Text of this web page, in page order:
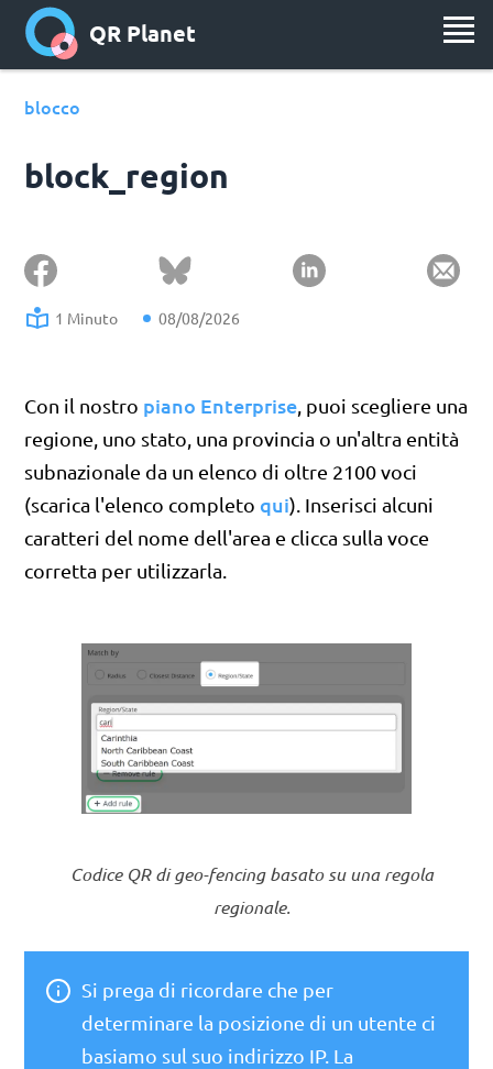
QR Planet
blocco
block_region
1 Minuto 08/08/2026
Con il nostro piano Enterprise , puoi scegliere una
regione, uno stato, una provincia o un'altra entità
subnazionale da un elenco di oltre 2100 voci
(scarica l'elenco completo qui). Inserisci alcuni
caratteri del nome dell'area e clicca sulla voce
corretta per utilizzarla.
Codice QR di geo-fencing basato su una regola
regionale.
Si prega di ricordare che per
determinare la posizione di un utente ci
basiamo sul suo indirizzo IP. La